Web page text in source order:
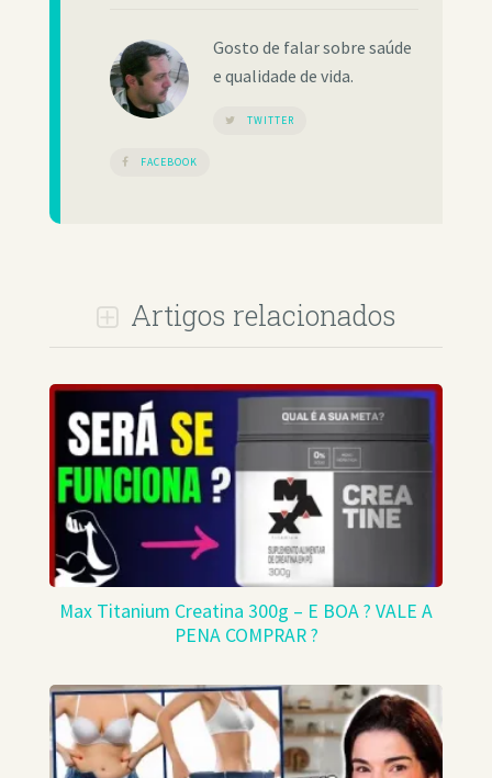
Gosto de falar sobre saúde
e qualidade de vida.
TWITTER
FACEBOOK
Artigos relacionados
Max Titanium Creatina 300g – E BOA ? VALE A
PENA COMPRAR ?